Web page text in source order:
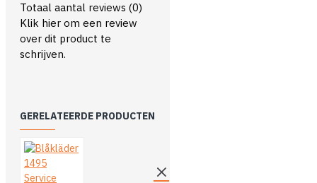
Totaal aantal reviews (0)
Klik hier om een review
over dit product te
schrijven.
GERELATEERDE PRODUCTEN